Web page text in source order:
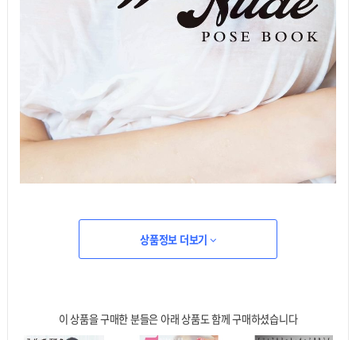
상품정보 더보기
이 상품을 구매한 분들은 아래 상품도 함께 구매하셨습니다